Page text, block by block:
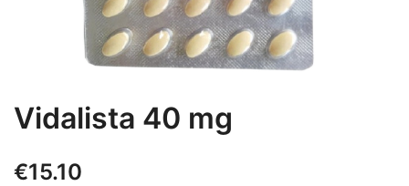
Vidalista 40 mg
€15.10